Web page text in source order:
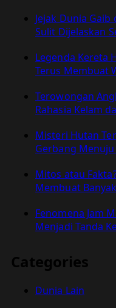
Jejak Dunia Gaib
Sulit Dijelaskan
Legenda Kereta
Terus Membuat
Terowongan
Rahasia Kelam
Misteri Hutan
Gerbang Menuju
Mitos atau
Membuat
Fenomena Jam
Menjadi Tanda
Categories
Dunia Lain